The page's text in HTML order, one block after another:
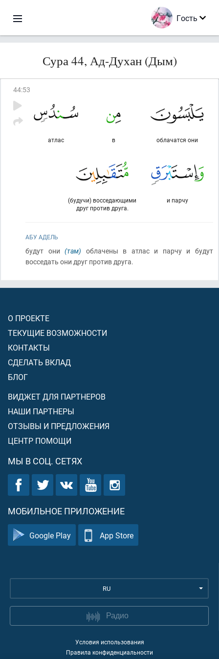
Гость
Сура 44, Ад-Духан (Дым)
44:53
облачатся они
в
атлас
и парчу
(будучи) восседающими
друг против друга.
АБУ АДЕЛЬ
будут они(там) облачены в атлас и парчу и будут
восседать они друг против друга.
О ПРОЕКТЕ
ТЕКУЩИЕ ВОЗМОЖНОСТИ
КОНТАКТЫ
СДЕЛАТЬ ВКЛАД
БЛОГ
ВИДЖЕТ ДЛЯ ПАРТНЕРОВ
НАШИ ПАРТНЕРЫ
ОТЗЫВЫ И ПРЕДЛОЖЕНИЯ
ЦЕНТР ПОМОЩИ
МЫ В СОЦ. СЕТЯХ
МОБИЛЬНОЕ ПРИЛОЖЕНИЕ
Google Play App Store
RU
Радио
Условия использования
Правила конфиденциальности